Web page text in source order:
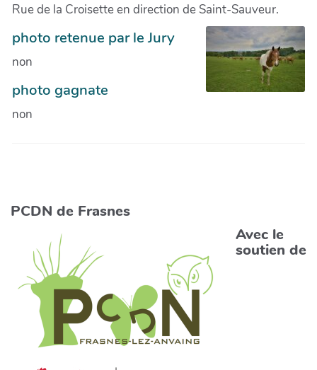
Rue de la Croisette en direction de Saint-Sauveur.
photo retenue par le Jury
non
photo gagnate
non
PCDN de Frasnes
Avec le
soutien de